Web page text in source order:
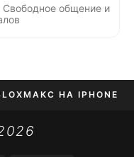
Свободное общение и
МАКС НА IPHONE
НА IPHONE